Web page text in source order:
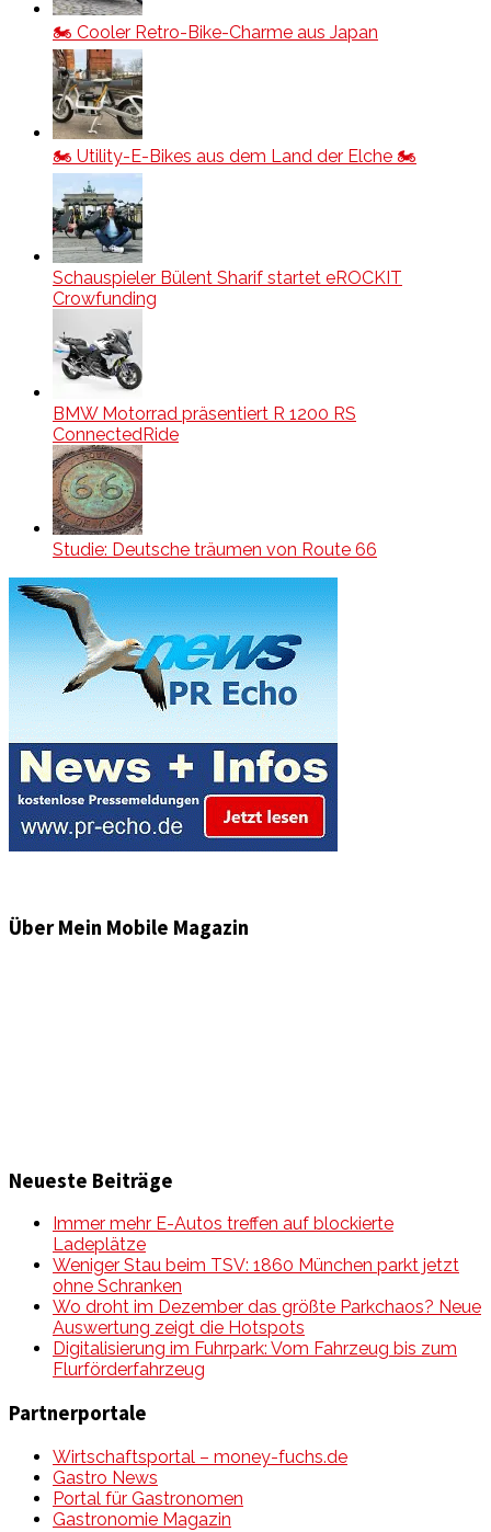
🏍️ Cooler Retro-Bike-Charme aus Japan
🏍️ Utility-E-Bikes aus dem Land der Elche 🏍️
Schauspieler Bülent Sharif startet eROCKIT
Crowfunding
BMW Motorrad präsentiert R 1200 RS
ConnectedRide
Studie: Deutsche träumen von Route 66
Über Mein Mobile Magazin
Neueste Beiträge
Immer mehr E-Autos treffen auf blockierte
Ladeplätze
Weniger Stau beim TSV: 1860 München parkt jetzt
ohne Schranken
Wo droht im Dezember das größte Parkchaos? Neue
Auswertung zeigt die Hotspots
Digitalisierung im Fuhrpark: Vom Fahrzeug bis zum
Flurförderfahrzeug
Partnerportale
Wirtschaftsportal – money-fuchs.de
Gastro News
Portal für Gastronomen
Gastronomie Magazin